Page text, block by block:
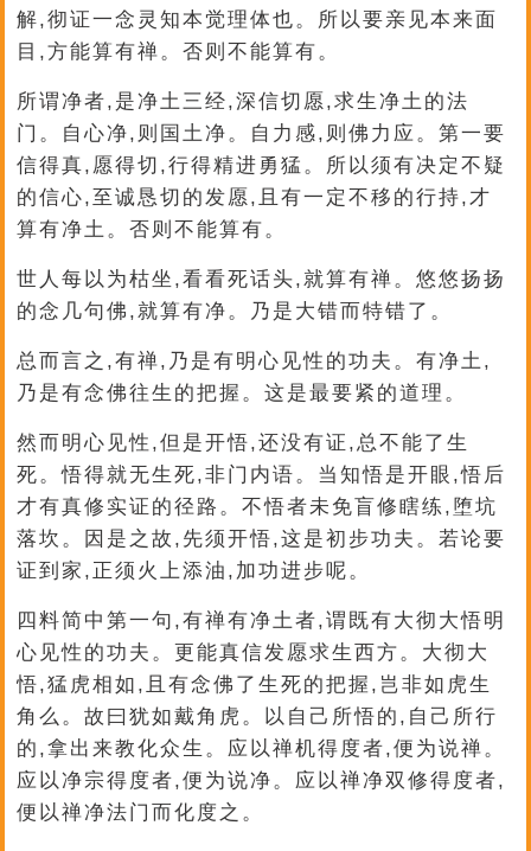
解,彻证一念灵知本觉理体也。所以要亲见本来面
目,方能算有禅。否则不能算有。
所谓净者,是净土三经,深信切愿,求生净土的法
门。自心净,则国土净。自力感,则佛力应。第一要
信得真,愿得切,行得精进勇猛。所以须有决定不疑
的信心,至诚恳切的发愿,且有一定不移的行持,才
算有净土。否则不能算有。
世人每以为枯坐,看看死话头,就算有禅。悠悠扬扬
的念几句佛,就算有净。乃是大错而特错了。
总而言之,有禅,乃是有明心见性的功夫。有净土,
乃是有念佛往生的把握。这是最要紧的道理。
然而明心见性,但是开悟,还没有证,总不能了生
死。悟得就无生死,非门内语。当知悟是开眼,悟后
才有真修实证的径路。不悟者未免盲修瞎练,堕坑
落坎。因是之故,先须开悟,这是初步功夫。若论要
证到家,正须火上添油,加功进步呢。
四料简中第一句,有禅有净土者,谓既有大彻大悟明
心见性的功夫。更能真信发愿求生西方。大彻大
悟,猛虎相如,且有念佛了生死的把握,岂非如虎生
角么。故曰犹如戴角虎。以自己所悟的,自己所行
的,拿出来教化众生。应以禅机得度者,便为说禅。
应以净宗得度者,便为说净。应以禅净双修得度者,
便以禅净法门而化度之。